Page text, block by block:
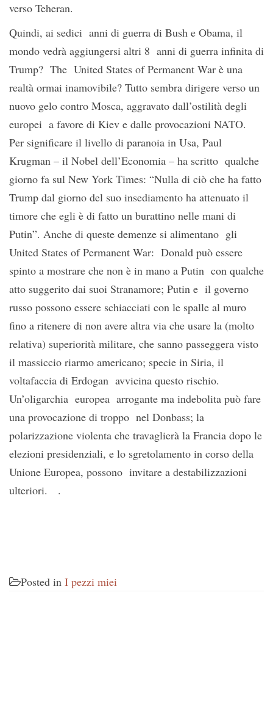
verso Teheran.
Quindi, ai sedici anni di guerra di Bush e Obama, il
mondo vedrà aggiungersi altri 8 anni di guerra infinita di
Trump? The United States of Permanent War è una
realtà ormai inamovibile? Tutto sembra dirigere verso un
nuovo gelo contro Mosca, aggravato dall’ostilità degli
europei a favore di Kiev e dalle provocazioni NATO.
Per significare il livello di paranoia in Usa, Paul
Krugman – il Nobel dell’Economia – ha scritto qualche
giorno fa sul New York Times: “Nulla di ciò che ha fatto
Trump dal giorno del suo insediamento ha attenuato il
timore che egli è di fatto un burattino nelle mani di
Putin”. Anche di queste demenze si alimentano gli
United States of Permanent War: Donald può essere
spinto a mostrare che non è in mano a Putin con qualche
atto suggerito dai suoi Stranamore; Putin e il governo
russo possono essere schiacciati con le spalle al muro
fino a ritenere di non avere altra via che usare la (molto
relativa) superiorità militare, che sanno passeggera visto
il massiccio riarmo americano; specie in Siria, il
voltafaccia di Erdogan avvicina questo rischio.
Un’oligarchia europea arrogante ma indebolita può fare
una provocazione di troppo nel Donbass; la
polarizzazione violenta che travaglierà la Francia dopo le
elezioni presidenziali, e lo sgretolamento in corso della
Unione Europea, possono invitare a destabilizzazioni
ulteriori. .
Posted in I pezzi miei